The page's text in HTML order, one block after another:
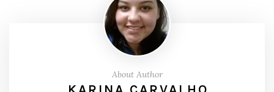
About Author